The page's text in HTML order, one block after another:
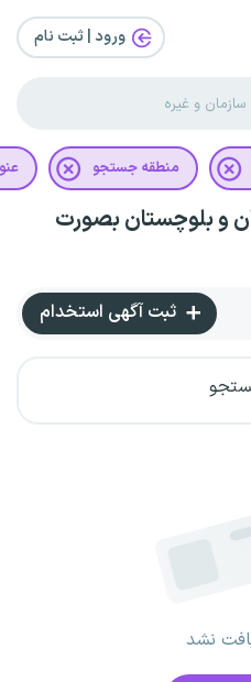
ورود | ثبت‌ نام
منطقه جستجو
و بلوچستان بصورت
ثبت آگهی استخدام
نشد